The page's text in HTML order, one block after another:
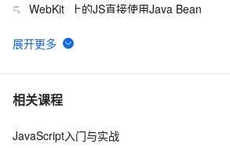
5 WebKit  上的JS直接使用Java Bean
6 ArcGIS JavaScript在线编辑
7 js脚本语言在页面上不执行
8 Visual Studio正式支持jQuery JavaScript
相关课程
JavaScript入门与实战